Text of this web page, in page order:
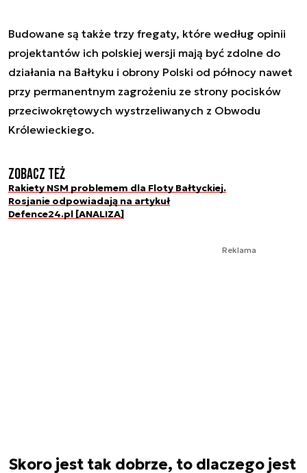
Budowane są także trzy fregaty, które według opinii
projektantów ich polskiej wersji mają być zdolne do
działania na Bałtyku i obrony Polski od północy nawet
przy permanentnym zagrożeniu ze strony pocisków
przeciwokrętowych wystrzeliwanych z Obwodu
Królewieckiego.
Zobacz też
Rakiety NSM problemem dla Floty Bałtyckiej.
Rosjanie odpowiadają na artykuł
Defence24.pl [ANALIZA]
Reklama
Skoro jest tak dobrze, to dlaczego jest